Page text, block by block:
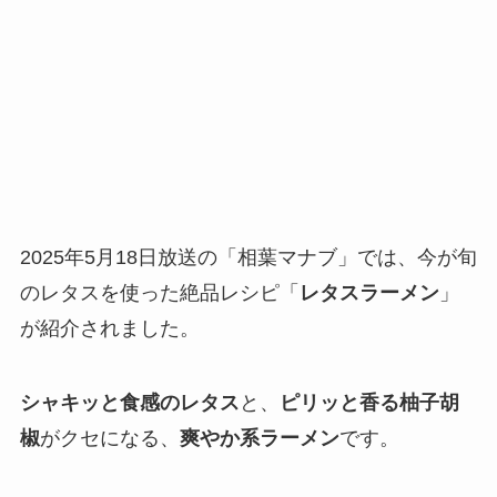
2025年5月18日放送の「相葉マナブ」では、今が旬
のレタスを使った絶品レシピ「 レタスラーメン」
が紹介されました。
シャキッと食感のレタス と、
ピリッと香る柚子胡
椒がクセになる、 爽やか系ラーメンです。